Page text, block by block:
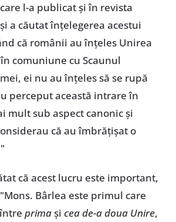
l-a publicat și în revista
și a căutat înțelegerea acestui
că românii au înțeles Unirea
comuniune cu Scaunul
ei nu au înțeles să se rupă
perceput această intrare în
mult sub aspect canonic și
că au îmbrățișat o
că acest lucru este important,
Bârlea este primul care
primași cea de-a doua Unire,